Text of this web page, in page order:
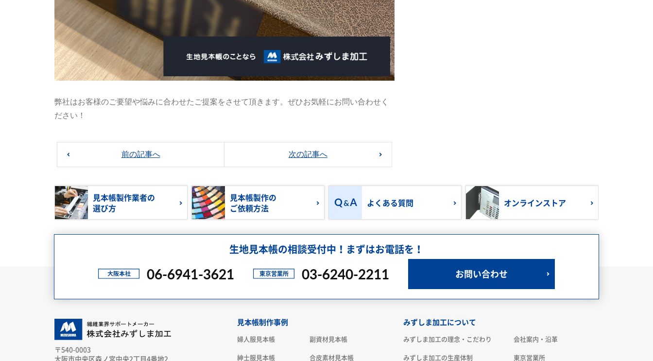
弊社はお客様のご要望や悩みに合わせたご提案をさせて頂きます。ぜひお気軽にお問い合わせく
ださい！
前の記事へ 次の記事へ
見本帳製作業者の
選び方
見本帳製作の
ご依頼方法
よくある質問 オンラインストア
生地見本帳の相談受付中！まずはお電話を！
06-6941-3621 03-6240-2211 お問い合わせ
〒540-0003
大阪市中央区森ノ宮中央2丁目4番地2
見本帳制作事例
婦人服見本帳
紳士服見本帳
副資材見本帳
合皮素材見本帳
みずしま加工について
みずしま加工の理念・こだわり
みずしま加工の生産体制
会社案内・沿革
東京営業所